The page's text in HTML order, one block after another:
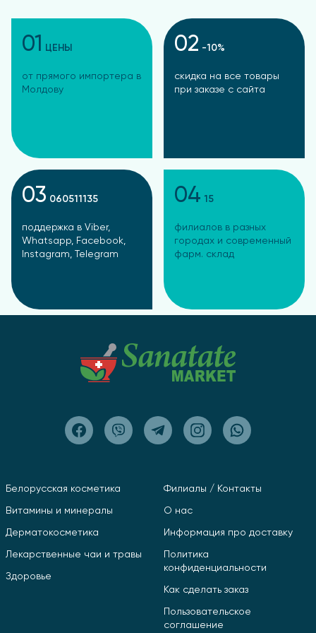
проконсультироваться с врачом.
01 ЦЕНЫ
от прямого импортера в
Молдову
02 -10%
скидка на все товары
при заказе с сайта
03 060511135
поддержка в Viber,
Whatsapp, Facebook,
Instagram, Telegram
04 15
филиалов в разных
городах и современный
фарм. склад
Белорусская косметика
Витамины и минералы
Дерматокосметика
Лекарственные чаи и травы
Здоровье
Филиалы / Контакты
О нас
Информация про доставку
Политика
конфиденциальности
Как сделать заказ
Пользовательское
соглашение